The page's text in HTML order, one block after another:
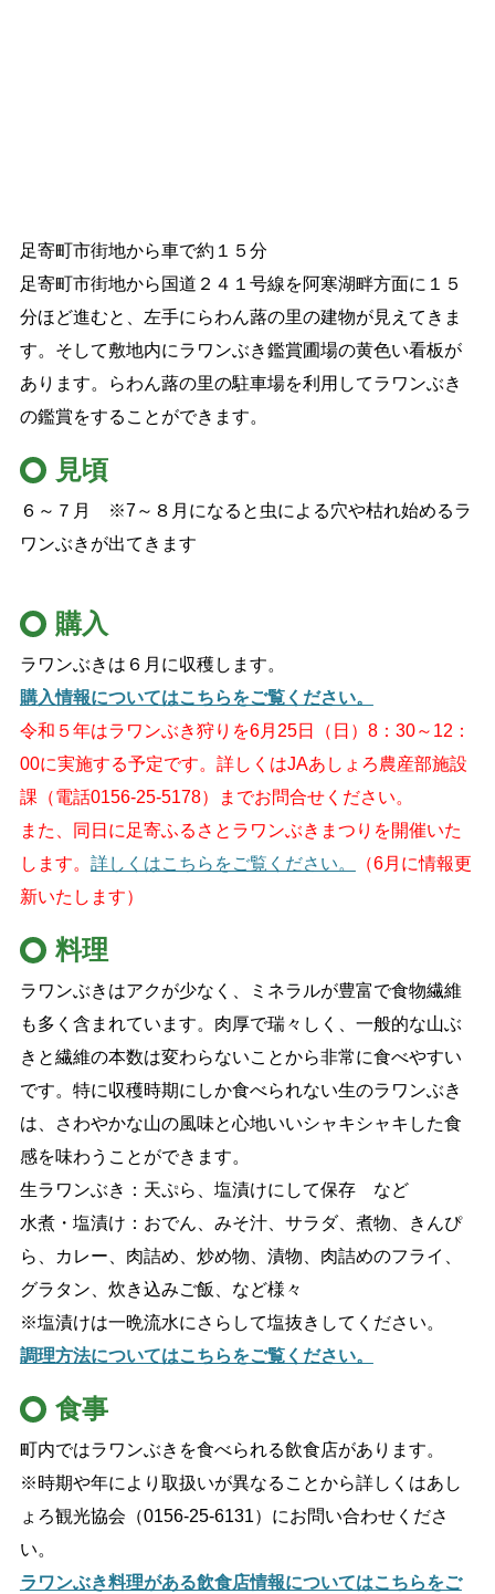
足寄町市街地から車で約１５分
足寄町市街地から国道２４１号線を阿寒湖畔方面に１５
分ほど進むと、左手にらわん蕗の里の建物が見えてきま
す。そして敷地内にラワンぶき鑑賞圃場の黄色い看板が
あります。らわん蕗の里の駐車場を利用してラワンぶき
の鑑賞をすることができます。
見頃
６～７月 ※7～８月になると虫による穴や枯れ始めるラ
ワンぶきが出てきます
購入
ラワンぶきは６月に収穫します。
購入情報についてはこちらをご覧ください。
令和５年はラワンぶき狩りを6月25日（日）8：30～12：
00に実施する予定です。詳しくはJAあしょろ農産部施設
課（電話0156-25-5178）までお問合せください。
また、同日に足寄ふるさとラワンぶきまつりを開催いた
します。 詳しくはこちらをご覧ください。
（6月に情報更
新いたします）
料理
ラワンぶきはアクが少なく、ミネラルが豊富で食物繊維
も多く含まれています。肉厚で瑞々しく、一般的な山ぶ
きと繊維の本数は変わらないことから非常に食べやすい
です。特に収穫時期にしか食べられない生のラワンぶき
は、さわやかな山の風味と心地いいシャキシャキした食
感を味わうことができます。
生ラワンぶき：天ぷら、塩漬けにして保存 など
水煮・塩漬け：おでん、みそ汁、サラダ、煮物、きんぴ
ら、カレー、肉詰め、炒め物、漬物、肉詰めのフライ、
グラタン、炊き込みご飯、など様々
※塩漬けは一晩流水にさらして塩抜きしてください。
調理方法についてはこちらをご覧ください。
食事
町内ではラワンぶきを食べられる飲食店があります。
※時期や年により取扱いが異なることから詳しくはあし
ょろ観光協会（0156-25-6131）にお問い合わせくださ
い。
ラワンぶき料理がある飲食店情報についてはこちらをご